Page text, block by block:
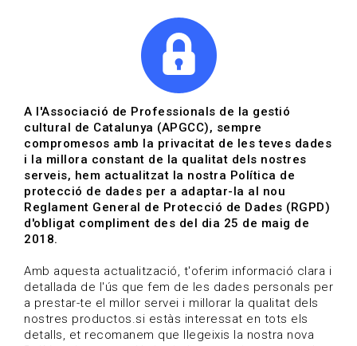
Actualitza't
Vols estar al dia?
HOME / BLOG
Estigues al dia
Convocatòries, activitats i notícies del sector de la
cultura.
A l'Associació de Professionals de la gestió
cultural de Catalunya (APGCC), sempre
compromesos amb la privacitat de les teves dades
i la millora constant de la qualitat dels nostres
serveis, hem actualitzat la nostra Política de
protecció de dades per a adaptar-la al nou
Reglament General de Protecció de Dades (RGPD)
d'obligat compliment des del dia 25 de maig de
2018.
Amb aquesta actualització, t'oferim informació clara i
detallada de l'ús que fem de les dades personals per
a prestar-te el millor servei i millorar la qualitat dels
nostres productos.si estàs interessat en tots els
detalls, et recomanem que llegeixis la nostra nova